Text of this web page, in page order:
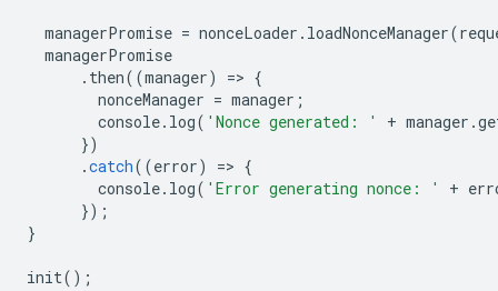
managerPromise = nonceLoader . loadNonceManager(
managerPromise
. then((manager) => {
nonceManager = manager ;
console. log( 'Nonce generated: ' + manager .
})
.catch((error) => {
console. log( 'Error generating nonce: ' +
});
}
init();